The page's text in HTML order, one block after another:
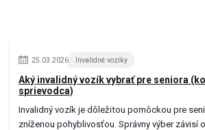
25 03 2026 Invalidné vozíky
Aký invalidný vozík vybrať pre seniora
sprievodca)
Invalidný vozík je dôležitou pomôckou pre
zníženou pohyblivosťou. Správny výber závisí